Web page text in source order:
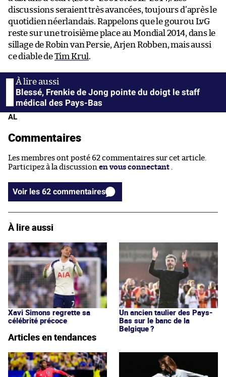
discussions seraient très avancées, toujours d’après le
quotidien néerlandais. Rappelons que le gourou LvG
reste sur une troisième place au Mondial 2014, dans le
sillage de Robin van Persie, Arjen Robben, mais aussi
ce diable deTim Krul.
Blessé, Frenkie de Jong pointe du doigt le staff
médical des Pays-Bas
AL
Commentaires
Les membres ont posté 62 commentaires sur cet article.
Participez à la discussion en vous connectant .
Voir les 62 commentaires
À lire aussi
Xavi Simons regrette sa
célébrité précoce
Un ancien taulier des Pays-
Bas sur le banc de la
Belgique ?
Articles en tendances